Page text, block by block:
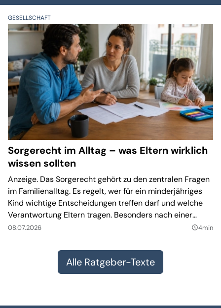
GESELLSCHAFT
Sorgerecht im Alltag – was Eltern wirklich
wissen sollten
Anzeige. Das Sorgerecht gehört zu den zentralen Fragen
im Familienalltag. Es regelt, wer für ein minderjähriges
Kind wichtige Entscheidungen treffen darf und welche
Verantwortung Eltern tragen. Besonders nach einer
Trennung kann es dabei zu Unsicherheiten kommen.
08.07.2026 query_builder4min
Alle Ratgeber-Texte